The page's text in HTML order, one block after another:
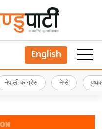
English
नेपाली कांग्रेस नेप्से